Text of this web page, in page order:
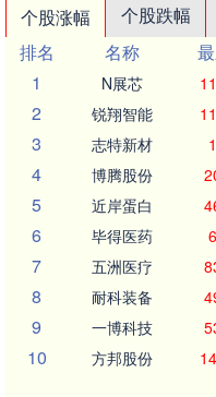
个股涨幅 个股跌幅
排名
名称
1
N展芯
2 锐翔智能
3 志特新材
4 博腾股份
5 近岸蛋白
6 毕得医药
7 五洲医疗
8 耐科装备
9 一博科技
10 方邦股份